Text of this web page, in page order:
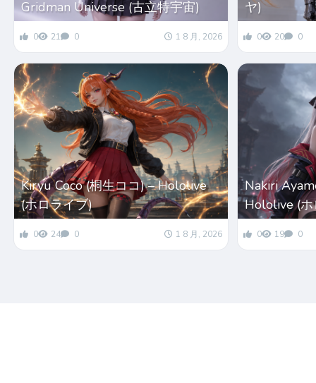
Gridman Universe (古立特宇宙)
0 21 0 1 8 月, 2026
ヤ)
0 20 0
Kiryu Coco (桐生ココ) – Hololive
(ホロライブ)
0 24 0 1 8 月, 2026
Nakiri
Hololive (ホ
0 19 0